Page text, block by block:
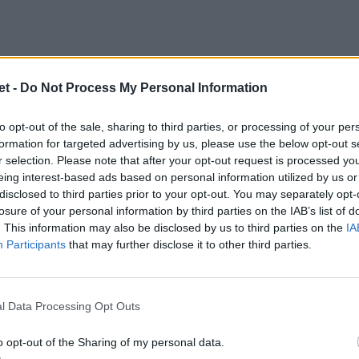
- Do Not Process My Personal Information
opt-out of the sale, sharing to third parties, or processing of your
for targeted advertising by us, please use the below opt-out
selection. Please note that after your opt-out request is processed
interest-based ads based on personal information utilized by us
to third parties prior to your opt-out. You may separately
of your personal information by third parties on the IAB’s list of
This information may also be disclosed by us to third parties on the
Participants that may further disclose it to other third parties.
Data Processing Opt Outs
opt-out of the Sharing of my personal data.
acquisto, il pilone argentinoJavier
di Arezzo e con una lunga esperienza
. Classe 1997, Javier Corvalan è in grado di
destro. Cresciuto nella Deportiva
internazionale con i Cafeteros Pro nel
due anni consecutivi nella squadra
collezionato presenze con l'Argentina